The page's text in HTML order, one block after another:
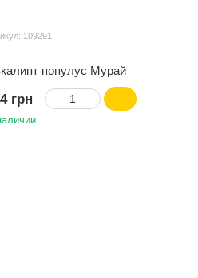
109291
популус Мурай
грн